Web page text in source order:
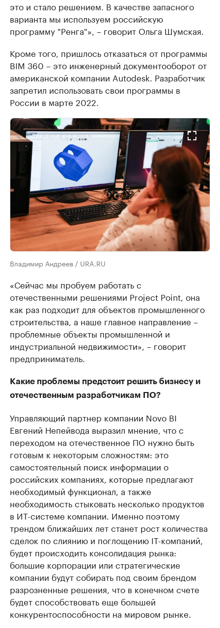
это и стало решением. В качестве запасного
варианта мы используем российскую
программу "Ренга"», – говорит Ольга Шумская.
Кроме того, пришлось отказаться от программы
BIM 360 – это инженерный документооборот от
американской компании Autodesk. Разработчик
запретил использовать свои программы в
России в марте 2022.
Владимир Андреев / URA.RU
«Сейчас мы пробуем работать с
отечественными решениями Project Point, она
как раз подходит для объектов промышленного
строительства, а наше главное направление –
проблемные объекты промышленной и
индустриальной недвижимости», – говорит
предприниматель.
Какие проблемы предстоит решить бизнесу и
отечественным разработчикам ПО?
Управляющий партнер компании Novo BI
Евгений Непейвода выразил мнение, что с
переходом на отечественное ПО нужно быть
готовым к некоторым сложностям: это
самостоятельный поиск информации о
российских компаниях, которые предлагают
необходимый функционал, а также
необходимость стыковать несколько продуктов
в ИТ-системе компании. Именно поэтому
трендом ближайших лет станет рост количества
сделок по слиянию и поглощению IT-компаний,
будет происходить консолидация рынка:
большие корпорации или стратегические
компании будут собирать под своим брендом
разрозненные решения, что в конечном счете
будет способствовать еще большей
конкурентоспособности на мировом рынке.